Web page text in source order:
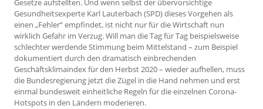
Gesetze aufstellten. Und wenn selbst der übervorsichtige
Gesundheitsexperte Karl Lauterbach (SPD) dieses Vorgehen als
einen „Fehler“ empfindet, ist nicht nur für die Wirtschaft nun
wirklich Gefahr im Verzug. Will man die Tag für Tag beispielsweise
schlechter werdende Stimmung beim Mittelstand – zum Beispiel
dokumentiert durch den dramatisch einbrechenden
Geschäftsklimaindex für den Herbst 2020 – wieder aufhellen, muss
die Bundesregierung jetzt die Zügel in die Hand nehmen und erst
einmal bundesweit einheitliche Regeln für die einzelnen Corona-
Hotspots in den Ländern moderieren.